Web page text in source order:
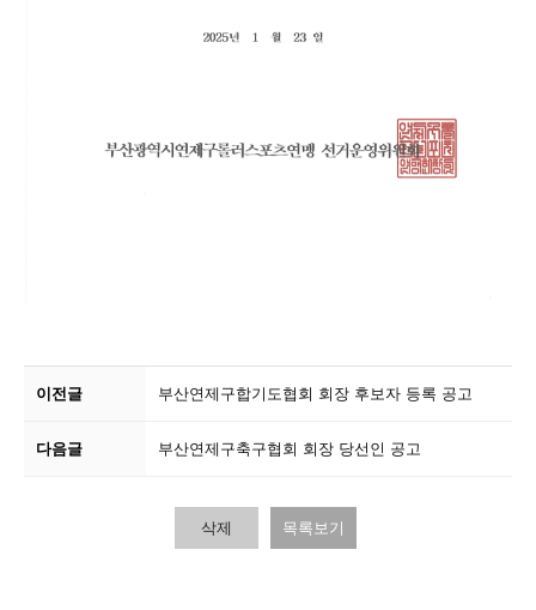
이전글 부산연제구합기도협회 회장 후보자 등록 공고
다음글 부산연제구축구협회 회장 당선인 공고
삭제 목록보기